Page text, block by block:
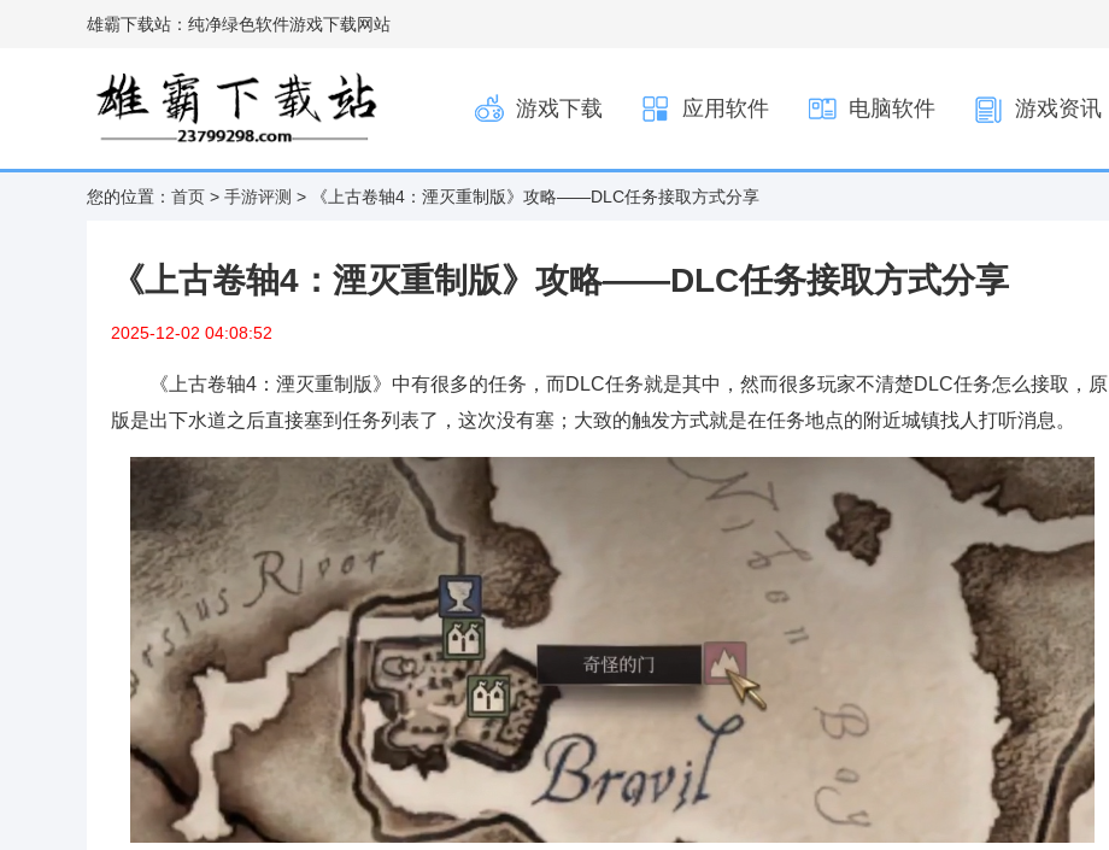
雄霸下载站：纯净绿色软件游戏下载网站
游戏下载 应用软件 电脑软件 游戏资讯
您的位置： 首页 > 手游评测 > 《上古卷轴4：湮灭重制版》攻略——DLC任务接取方式分享
《上古卷轴4：湮灭重制版》攻略——DLC任务接取方式分享
2025-12-02 04:08:52
《上古卷轴4：湮灭重制版》中有很多的任务，而DLC任务就是其中，然而很多玩家不清楚DLC任务怎么接取，原
版是出下水道之后直接塞到任务列表了，这次没有塞；大致的触发方式就是在任务地点的附近城镇找人打听消息。